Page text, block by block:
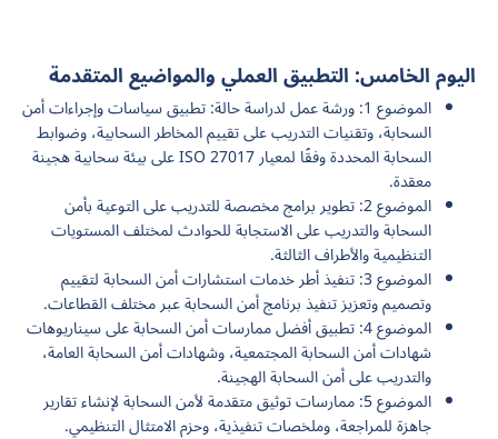
اليوم الخامس: التطبيق العملي والمواضيع المتقدمة
الموضوع 1: ورشة عمل لدراسة حالة: تطبيق سياسات وإجراءات أمن
السحابة، وتقنيات التدريب على تقييم المخاطر السحابية، وضوابط
السحابة المحددة وفقًا لمعيار ISO 27017 على بيئة سحابية هجينة
معقدة.
الموضوع 2: تطوير برامج مخصصة للتدريب على التوعية بأمن
السحابة والتدريب على الاستجابة للحوادث لمختلف المستويات
التنظيمية والأطراف الثالثة.
الموضوع 3: تنفيذ أطر خدمات استشارات أمن السحابة لتقييم
وتصميم وتعزيز تنفيذ برنامج أمن السحابة عبر مختلف القطاعات.
الموضوع 4: تطبيق أفضل ممارسات أمن السحابة على سيناريوهات
شهادات أمن السحابة المجتمعية، وشهادات أمن السحابة العامة،
والتدريب على أمن السحابة الهجينة.
الموضوع 5: ممارسات توثيق متقدمة لأمن السحابة لإنشاء تقارير
جاهزة للمراجعة، وملخصات تنفيذية، وحزم الامتثال التنظيمي.